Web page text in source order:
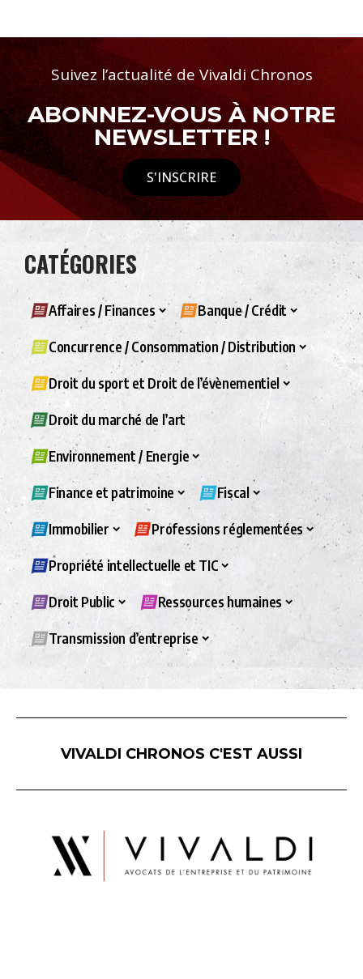
Suivez l’actualité de Vivaldi Chronos
ABONNEZ-VOUS À NOTRE
NEWSLETTER !
S'INSCRIRE
CATÉGORIES
Affaires / Finances Banque / Crédit
Concurrence / Consommation / Distribution
Droit du sport et Droit de l’évènementiel
Droit du marché de l’art
Environnement / Energie
Finance et patrimoine Fiscal
Immobilier Professions réglementées
Propriété intellectuelle et TIC
Droit Public Ressources humaines
Transmission d’entreprise
VIVALDI CHRONOS C'EST AUSSI